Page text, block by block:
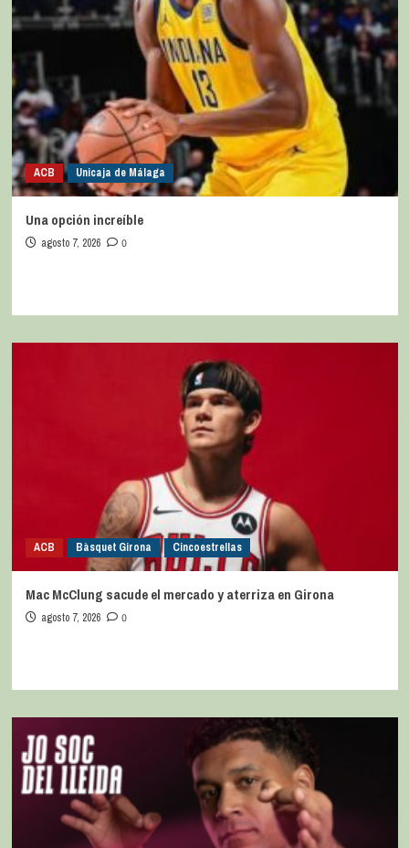
ACB Unicaja de Málaga
Una opción increíble
agosto 7, 2026 0
ACB Bàsquet Girona Cincoestrellas
Mac McClung sacude el mercado y aterriza en Girona
agosto 7, 2026 0